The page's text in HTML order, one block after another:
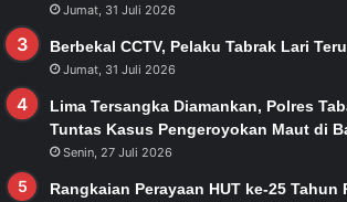
Jumat, 31 Juli 2026
Berbekal CCTV, Pelaku Tabrak Lari
Jumat, 31 Juli 2026
Lima Tersangka Diamankan, Polres
Tuntas Kasus Pengeroyokan Maut di
Senin, 27 Juli 2026
Rangkaian Perayaan HUT ke-25 Tahun